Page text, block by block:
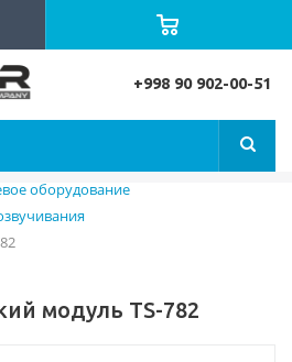
+998 90 902-00-51
оборудование
модуль TS-782